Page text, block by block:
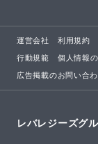
運営会社 利用規約
行動規範 個人情報
広告掲載のお問い合
レバレジーズグ